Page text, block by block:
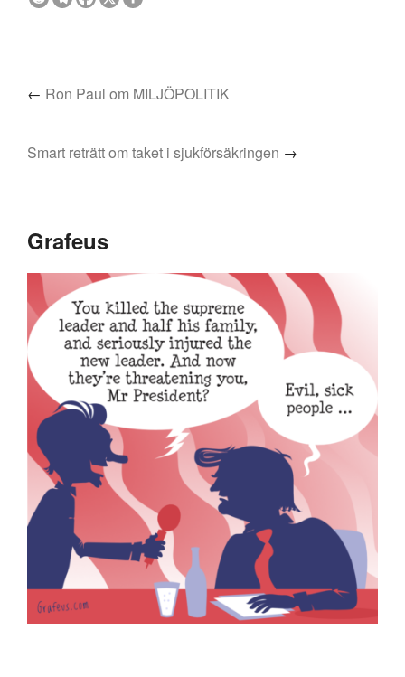
← Ron Paul om MILJÖPOLITIK
Smart reträtt om taket i sjukförsäkringen →
Grafeus